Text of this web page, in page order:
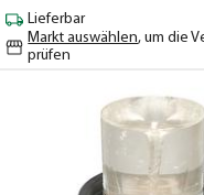
Lieferbar
Markt auswählen, um die
prüfen